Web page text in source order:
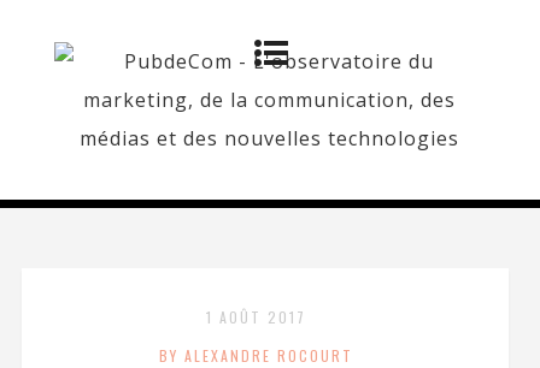
1 AOÛT 2017
BY ALEXANDRE ROCOURT